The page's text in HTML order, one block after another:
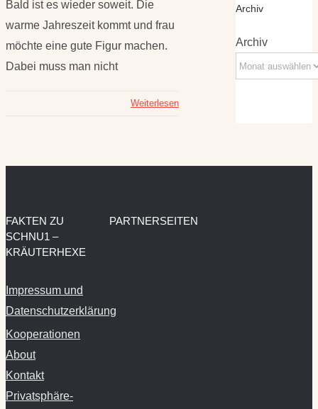
Bald ist es wieder soweit. Die
warme Jahreszeit kommt und frau
möchte eine gute Figur machen.
Dabei muss man nicht
Weiterlesen
Archiv
Archiv
FAKTEN ZU
SCHNU1 –
KRÄUTERHEXE
Impressum und
Datenschutzerklärung
Kooperationen
About
Kontakt
Privatsphäre-
PARTNERSEITEN